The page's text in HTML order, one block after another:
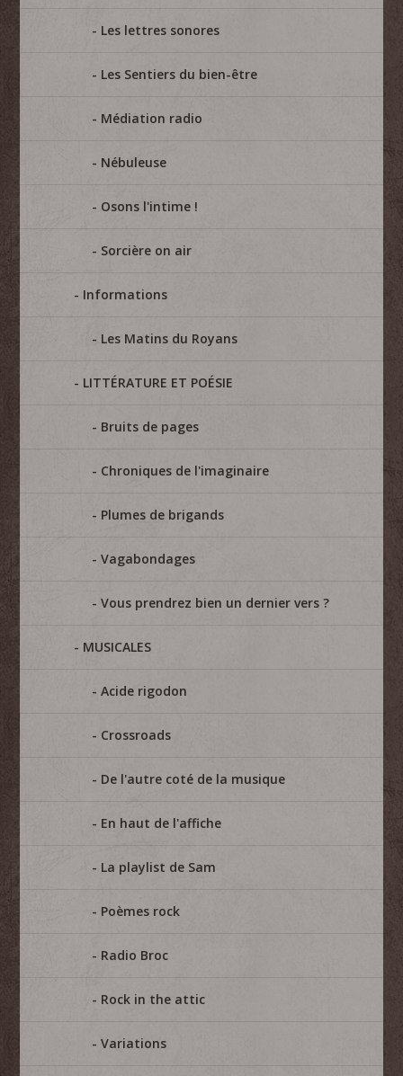
Les lettres sonores
Les Sentiers du bien-être
Médiation radio
Nébuleuse
Osons l'intime !
Sorcière on air
Informations
Les Matins du Royans
LITTÉRATURE ET POÉSIE
Bruits de pages
Chroniques de l'imaginaire
Plumes de brigands
Vagabondages
Vous prendrez bien un dernier vers ?
MUSICALES
Acide rigodon
Crossroads
De l'autre coté de la musique
En haut de l'affiche
La playlist de Sam
Poèmes rock
Radio Broc
Rock in the attic
Variations